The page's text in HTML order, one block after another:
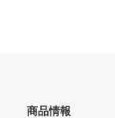
商品情報